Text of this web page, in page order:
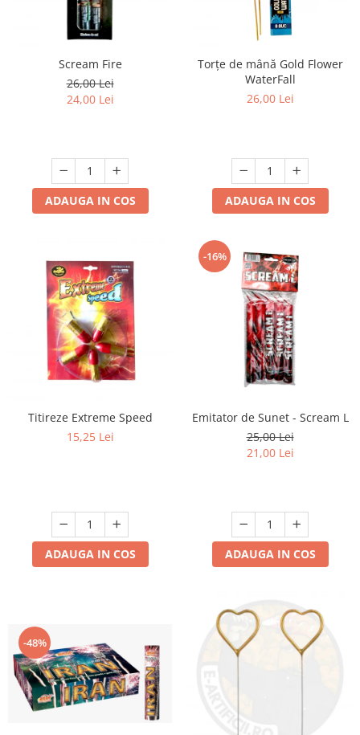
Scream Fire
26,00 Lei
24,00 Lei
ADAUGA IN COS
Torțe de mână Gold Flower
WaterFall
26,00 Lei
ADAUGA IN COS
Titireze Extreme Speed
15,25 Lei
ADAUGA IN COS
-16%
Emitator de Sunet - Scream L
25,00 Lei
21,00 Lei
ADAUGA IN COS
-48%